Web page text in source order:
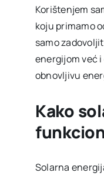
Korištenjem
koju primamo
samo
energijom već
obnovljivu
Kako
Solarna